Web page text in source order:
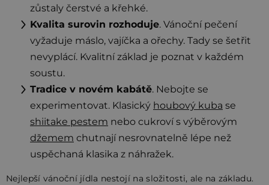
zůstaly čerstvé a křehké.
Kvalita surovin rozhoduje. Vánoční pečení
vyžaduje máslo, vajíčka a ořechy. Tady se šetřit
nevyplácí. Kvalitní základ je poznat v každém
soustu.
Tradice v novém kabátě. Nebojte se
experimentovat. Klasický houbový kuba se
shiitake pestem nebo cukroví s výběrovým
džemem chutnají nesrovnatelně lépe než
uspěchaná klasika z náhražek.
Nejlepší vánoční jídla nestojí na složitosti, ale na základu.